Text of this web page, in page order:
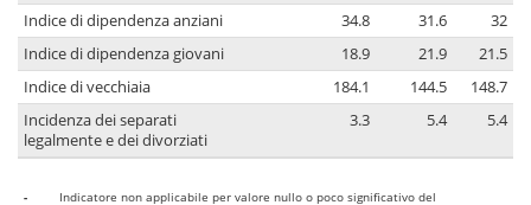
Indice di dipendenza anziani 34.8 31.6
32
Indice di dipendenza giovani
18.9 21.9
21.5
Indice di vecchiaia
184.1 144.5
148.7
Incidenza dei separati
legalmente e dei divorziati
3.3 5.4 5.4
-
Indicatore non applicabile per valore nullo o poco significativo del